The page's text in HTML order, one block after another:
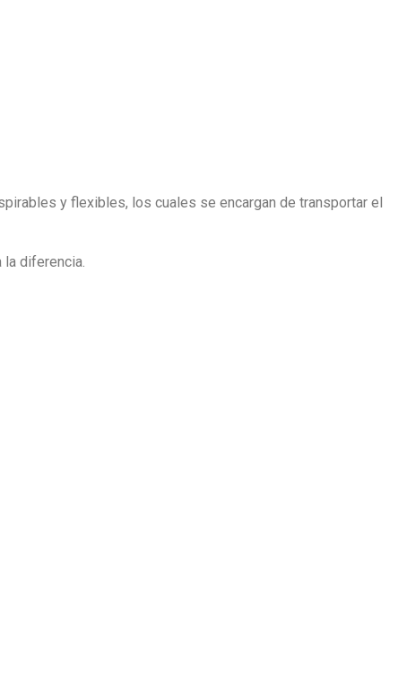
y flexibles, los cuales se encargan de transportar el
la diferencia.